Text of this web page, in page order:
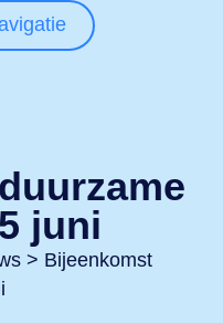
juni
> Bijeenkomst